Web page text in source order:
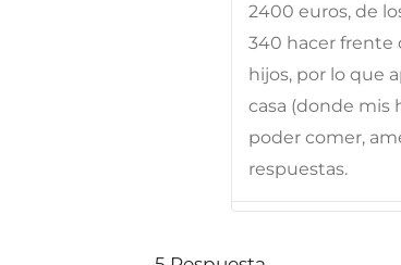
2400 euros, de
340 hacer frente
hijos, por lo que
casa (donde mis
poder comer,
respuestas.